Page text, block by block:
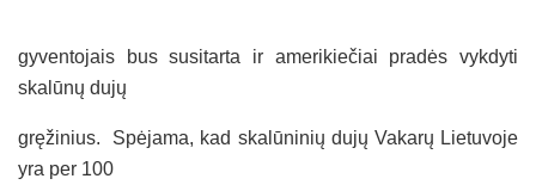
gyventojais bus susitarta ir amerikiečiai pradės vykdyti
skalūnų dujų
gręžinius. Spėjama, kad skalūninių dujų Vakarų Lietuvoje
yra per 100